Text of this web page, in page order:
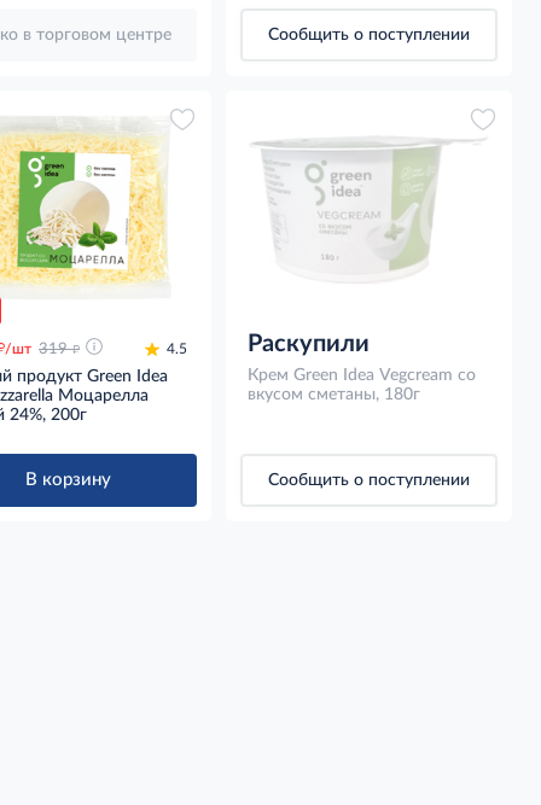
в торговом центре Сообщить о поступлении
/шт 319 д 4.5
продукт Green Idea
Моцарелла
24%, 200г
В корзину
Раскупили
Крем Green Idea Vegcream со
вкусом сметаны, 180г
Сообщить о поступлении